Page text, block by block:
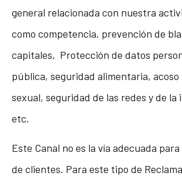
general relacionada con nuestra
como competencia, prevención de
capitales, Protección de datos
pública, seguridad alimentaria, acoso
sexual, seguridad de las redes y de la
etc.
Este Canal no es la vía adecuada
de clientes. Para este tipo de